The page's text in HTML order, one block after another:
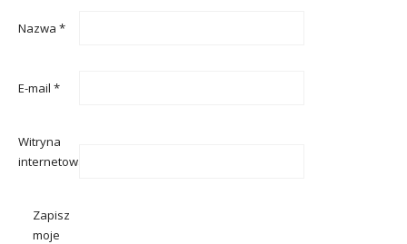
Nazwa *
E-mail *
Witryna
internetowa
Zapisz
moje